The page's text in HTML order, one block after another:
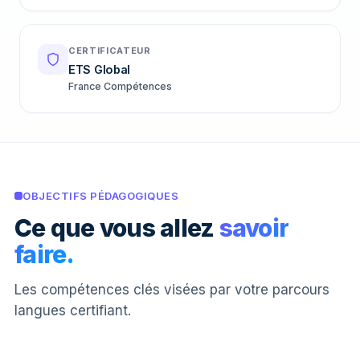
CERTIFICATEUR
ETS Global
France Compétences
OBJECTIFS PÉDAGOGIQUES
Ce que vous allez savoir
faire.
Les compétences clés visées par votre parcours
langues certifiant.